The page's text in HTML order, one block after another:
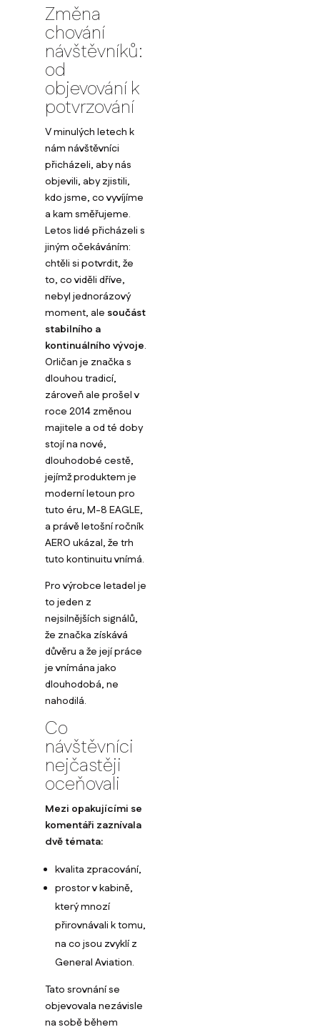
Změna
chování
návštěvníků:
od
objevování k
potvrzování
V minulých letech k
nám návštěvníci
přicházeli, aby nás
objevili, aby zjistili,
kdo jsme, co vyvíjíme
a kam směřujeme.
Letos lidé přicházeli s
jiným očekáváním:
chtěli si potvrdit, že
to, co viděli dříve,
nebyl jednorázový
moment, ale součást
stabilního a
kontinuálního vývoje.
Orličan je značka s
dlouhou tradicí,
zároveň ale prošel v
roce 2014 změnou
majitele a od té doby
stojí na nové,
dlouhodobé cestě,
jejímž produktem je
moderní letoun pro
tuto éru, M-8 EAGLE,
a právě letošní ročník
AERO ukázal, že trh
tuto kontinuitu vnímá.
Pro výrobce letadel je
to jeden z
nejsilnějších signálů,
že značka získává
důvěru a že její práce
je vnímána jako
dlouhodobá, ne
nahodilá.
Co
návštěvníci
nejčastěji
oceňovali
Mezi opakujícími se
komentáři zaznívala
dvě témata:
kvalita zpracování,
prostor v kabině,
který mnozí
přirovnávali k tomu,
na co jsou zvyklí z
General Aviation.
Tato srovnání se
objevovala nezávisle
na sobě během